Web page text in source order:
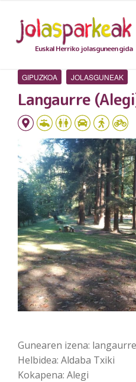
Euskal Herriko jolasguneen gida
GIPUZKOA JOLASGUNEAK
Langaurre
Gunearen izena:
Helbidea: Aldaba Txiki
Kokapena: Alegi